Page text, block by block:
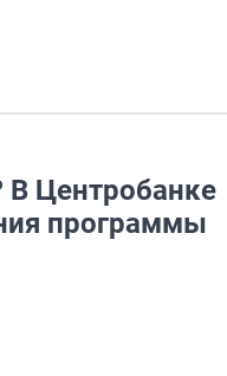
В Центробанке
программы